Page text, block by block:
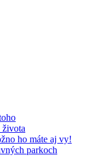
života
ho máte aj vy!
parkoch